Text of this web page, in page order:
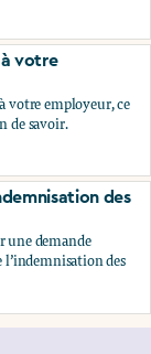
plainte relative
votre
votre employeur, ce
de savoir.
à votre employeur
des
une demande
l’indemnisation des
des